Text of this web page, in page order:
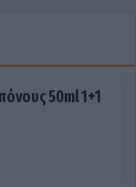
50ml 1+1